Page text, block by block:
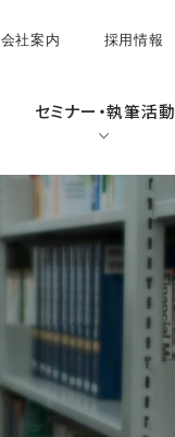
セミナー・執筆活動
会社案内 採用情報